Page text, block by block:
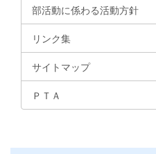
部活動に係わる活動方針
リンク集
サイトマップ
ＰＴＡ